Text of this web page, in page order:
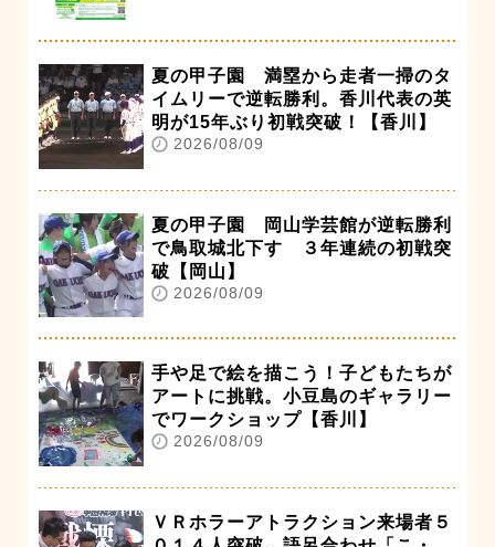
夏の甲子園 満塁から走者一掃のタ
イムリーで逆転勝利。香川代表の英
明が15年ぶり初戦突破！【香川】
2026/08/09
夏の甲子園 岡山学芸館が逆転勝利
で鳥取城北下す ３年連続の初戦突
破【岡山】
2026/08/09
手や足で絵を描こう！子どもたちが
アートに挑戦。小豆島のギャラリー
でワークショップ【香川】
2026/08/09
ＶＲホラーアトラクション来場者５